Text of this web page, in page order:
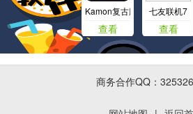
Kamon复古胶片相机
查看
七友联机7
查看
商务合作QQ：